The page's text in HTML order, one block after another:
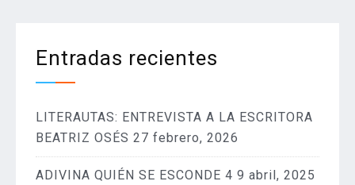
Entradas recientes
LITERAUTAS: ENTREVISTA A LA ESCRITORA
BEATRIZ OSÉS 27 febrero, 2026
ADIVINA QUIÉN SE ESCONDE 4 9 abril, 2025